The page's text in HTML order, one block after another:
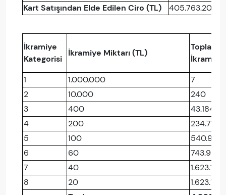
Kart Satışından Elde Edilen Ciro (TL)
405.763.200
İkramiye
Kategorisi
İkramiye Miktarı (TL)
Toplam
1
1.000.000
7
2
10.000
240
3
400
43.184
4
200
234.714
5
100
540.901
6
60
743.986
7
40
1.623.129
8
20
1.623.155